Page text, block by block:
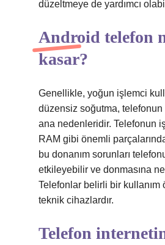
düzeltmeye de yardımcı
Android telefon
kasar?
Genellikle, yoğun işlemci
düzensiz soğutma, telefonun
ana nedenleridir. Telefonun
RAM gibi önemli
bu donanım sorunları
etkileyebilir ve donmasına
Telefonlar belirli bir kullanım
teknik cihazlardır.
Telefon